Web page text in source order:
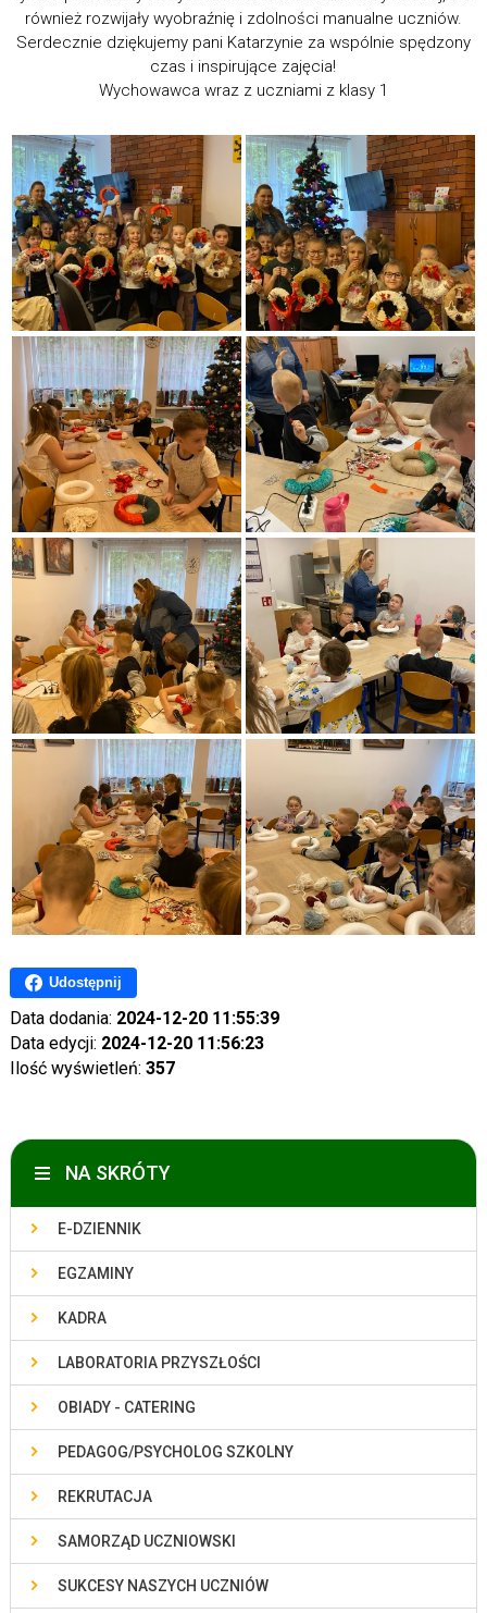
również rozwijały wyobraźnię i zdolności manualne uczniów.
Serdecznie dziękujemy pani Katarzynie za wspólnie spędzony
czas i inspirujące zajęcia!
Wychowawca wraz z uczniami z klasy 1
Udostępnij
Data dodania: 2024-12-20 11:55:39
Data edycji: 2024-12-20 11:56:23
Ilość wyświetleń: 357
NA SKRÓTY
E-DZIENNIK
EGZAMINY
KADRA
LABORATORIA PRZYSZŁOŚCI
OBIADY - CATERING
PEDAGOG/PSYCHOLOG SZKOLNY
REKRUTACJA
SAMORZĄD UCZNIOWSKI
SUKCESY NASZYCH UCZNIÓW